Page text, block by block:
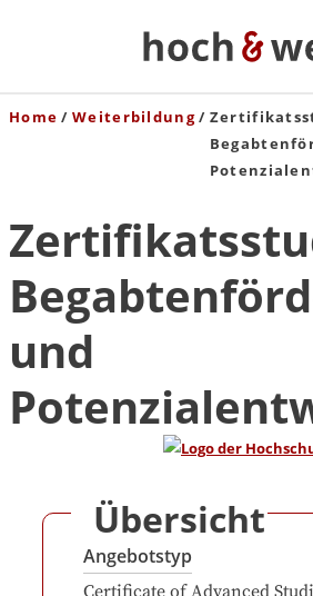
Home Weiterbildung
und
Übersicht
Angebotstyp
Certificate of Advanced